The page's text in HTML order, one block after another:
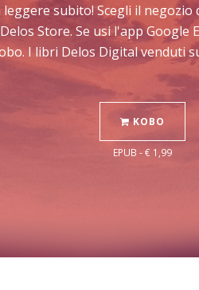
subito! Scegli il negozio
Store. Se usi l'app Google
I libri Delos Digital venduti
KOBO
EPUB - € 1,99